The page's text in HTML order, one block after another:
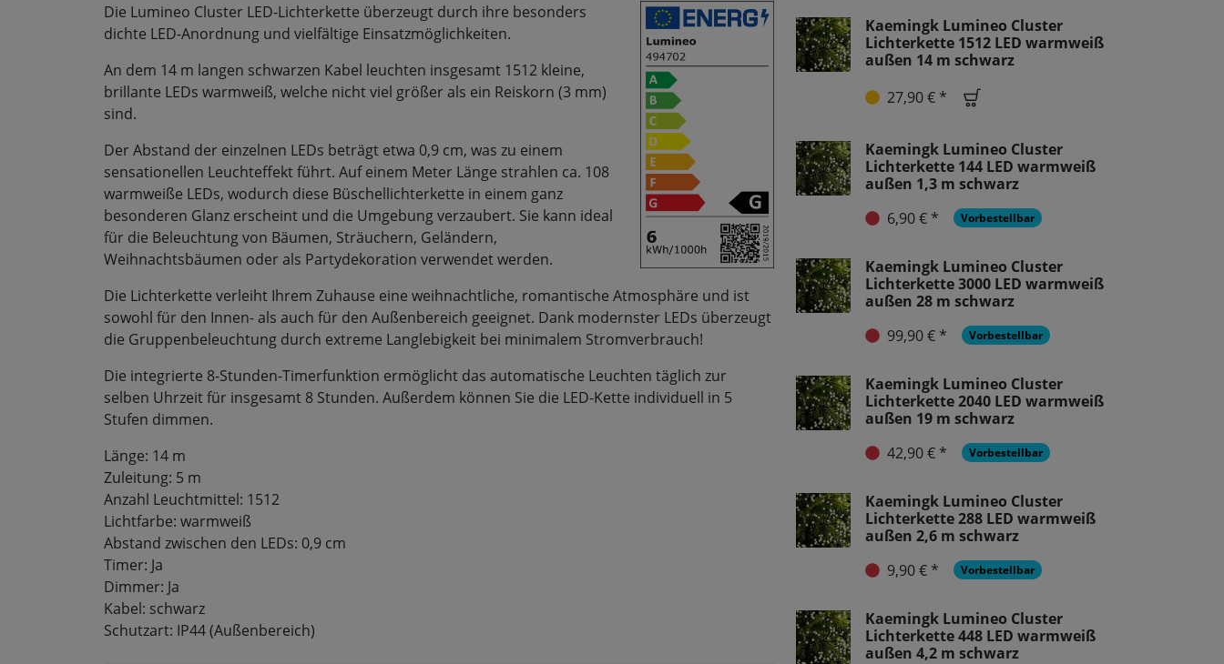
Die Lumineo Cluster LED-Lichterkette überzeugt durch ihre besonders
dichte LED-Anordnung und vielfältige Einsatzmöglichkeiten.
An dem 14 m langen schwarzen Kabel leuchten insgesamt 1512 kleine,
brillante LEDs warmweiß, welche nicht viel größer als ein Reiskorn (3 mm)
sind.
Der Abstand der einzelnen LEDs beträgt etwa 0,9 cm, was zu einem
sensationellen Leuchteffekt führt. Auf einem Meter Länge strahlen ca. 108
warmweiße LEDs, wodurch diese Büschellichterkette in einem ganz
besonderen Glanz erscheint und die Umgebung verzaubert. Sie kann ideal
für die Beleuchtung von Bäumen, Sträuchern, Geländern,
Weihnachtsbäumen oder als Partydekoration verwendet werden.
Die Lichterkette verleiht Ihrem Zuhause eine weihnachtliche, romantische Atmosphäre und ist
sowohl für den Innen- als auch für den Außenbereich geeignet. Dank modernster LEDs überzeugt
die Gruppenbeleuchtung durch extreme Langlebigkeit bei minimalem Stromverbrauch!
Die integrierte 8-Stunden-Timerfunktion ermöglicht das automatische Leuchten täglich zur
selben Uhrzeit für insgesamt 8 Stunden. Außerdem können Sie die LED-Kette individuell in 5
Stufen dimmen.
Länge: 14 m
Zuleitung: 5 m
Anzahl Leuchtmittel: 1512
Lichtfarbe: warmweiß
Abstand zwischen den LEDs: 0,9 cm
Timer: Ja
Dimmer: Ja
Kabel: schwarz
Schutzart: IP44 (Außenbereich)
Kaemingk Lumineo Cluster
Lichterkette 1512 LED warmweiß
außen 14 m schwarz
27,90 € *
Kaemingk Lumineo Cluster
Lichterkette 144 LED warmweiß
außen 1,3 m schwarz
6,90 € *
Vorbestellbar
Kaemingk Lumineo Cluster
Lichterkette 3000 LED warmweiß
außen 28 m schwarz
99,90 € *
Vorbestellbar
Kaemingk Lumineo Cluster
Lichterkette 2040 LED warmweiß
außen 19 m schwarz
42,90 € *
Vorbestellbar
Kaemingk Lumineo Cluster
Lichterkette 288 LED warmweiß
außen 2,6 m schwarz
9,90 € *
Vorbestellbar
Kaemingk Lumineo Cluster
Lichterkette 448 LED warmweiß
außen 4,2 m schwarz